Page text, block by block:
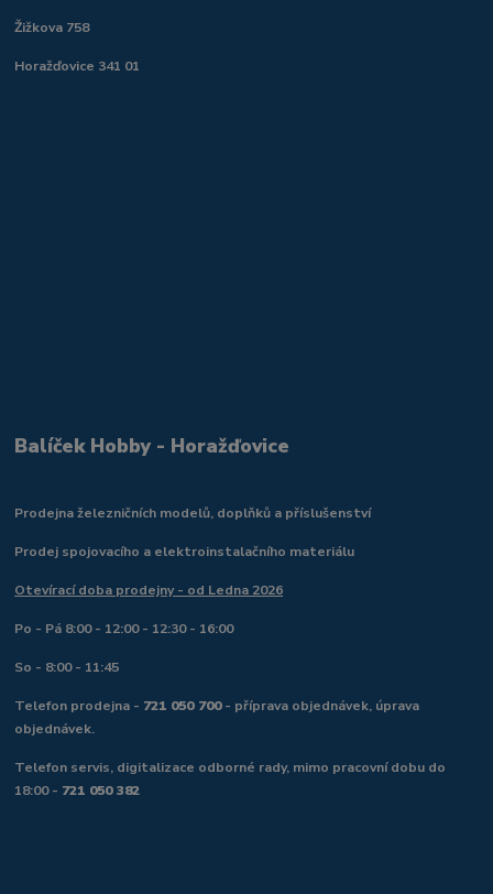
Žižkova 758
Horažďovice 341 01
Balíček Hobby - Horažďovice
Prodejna železničních modelů, doplňků a příslušenství
Prodej spojovacího a elektroinstalačního materiálu
Otevírací doba prodejny - od Ledna 2026
Po - Pá 8:00 - 12:00 - 12:30 - 16:00
So - 8:00 - 11:45
Telefon prodejna - 721 050 700- příprava objednávek, úprava
objednávek.
Telefon servis, digitalizace odborné rady, mimo pracovní dobu do
18:00 - 721 050 382